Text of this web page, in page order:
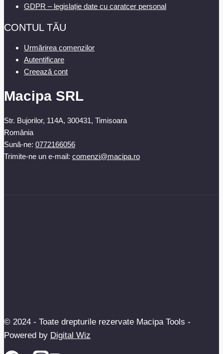
GDPR – legislație date cu caratcer personal
CONTUL TĂU
Urmărirea comenzilor
Autentificare
Creează cont
Macipa SRL
Str. Bujorilor, 114A, 300431, Timisoara
România
Sună-ne: 0772166056
Trimite-ne un e-mail: comenzi@macipa.ro
© 2024 - Toate drepturile rezervate Macipa Tools -
Powered by Digital Wiz